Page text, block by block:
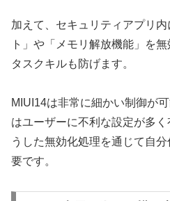
加えて、セキュリティアプリ
ト」や「メモリ解放機能」を
タスクキルも防げます。
MIUI14は非常に細かい制御が
はユーザーに不利な設定が多
うした無効化処理を通じて自
要です。